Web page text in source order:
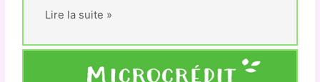
Lire la suite »